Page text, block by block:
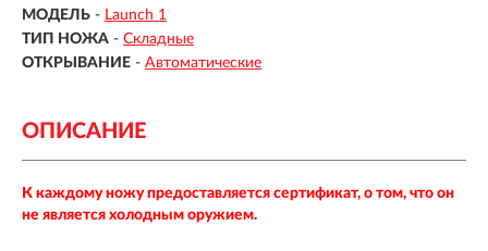
МОДЕЛЬ - Launch 1
ТИП НОЖА - Складные
ОТКРЫВАНИЕ - Автоматические
ОПИСАНИЕ
К каждому ножу предоставляется сертификат, о том, что он
не является холодным оружием.